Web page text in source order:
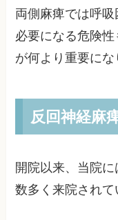
両側麻痺では呼
必要になる危険
が何より重要にな
反回神経麻
開院以来、当院
数多く来院されて